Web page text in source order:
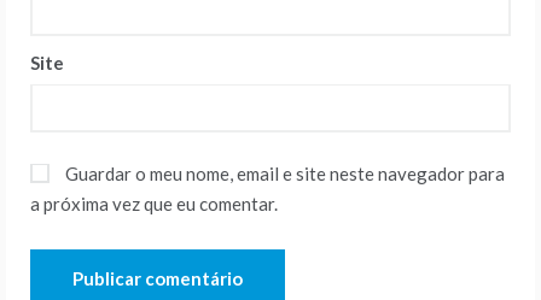
Site
Guardar o meu nome, email e site neste navegador para
a próxima vez que eu comentar.